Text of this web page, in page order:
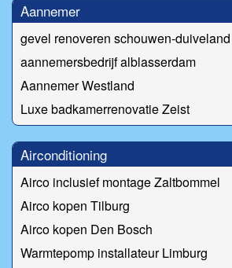
Aannemer
gevel renoveren schouwen-duiveland
aannemersbedrijf alblasserdam
Aannemer Westland
Luxe badkamerrenovatie Zeist
Airconditioning
Airco inclusief montage Zaltbommel
Airco kopen Tilburg
Airco kopen Den Bosch
Warmtepomp installateur Limburg